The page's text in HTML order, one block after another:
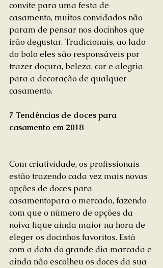
convite para uma festa de
casamento, muitos convidados não
param de pensar nos docinhos que
irão degustar. Tradicionais, ao lado
do bolo eles são responsáveis por
trazer doçura, beleza, cor e alegria
para a decoração de qualquer
casamento.
7 Tendências de doces para
casamento em 2018
Com criatividade, os profissionais
estão trazendo cada vez mais novas
opções de doces para
casamentopara o mercado, fazendo
com que o número de opções da
noiva fique ainda maior na hora de
eleger os docinhos favoritos. Está
com a data do grande dia marcada e
ainda não escolheu os doces da sua